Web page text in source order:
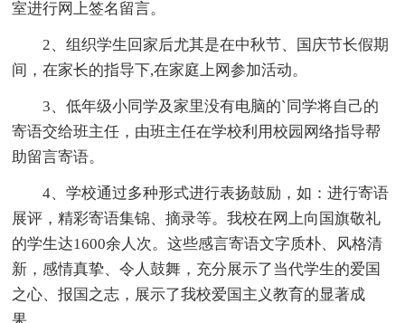
室进行网上签名留言。
2、组织学生回家后尤其是在中秋节、国庆节长假期
间，在家长的指导下,在家庭上网参加活动。
3、低年级小同学及家里没有电脑的`同学将自己的
寄语交给班主任，由班主任在学校利用校园网络指导帮
助留言寄语。
4、学校通过多种形式进行表扬鼓励，如：进行寄语
展评，精彩寄语集锦、摘录等。我校在网上向国旗敬礼
的学生达1600余人次。这些感言寄语文字质朴、风格清
新，感情真挚、令人鼓舞，充分展示了当代学生的爱国
之心、报国之志，展示了我校爱国主义教育的显著成